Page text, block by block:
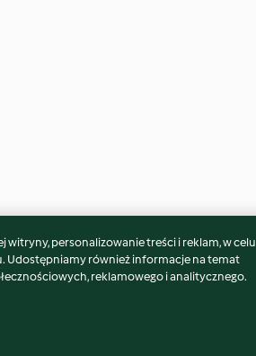
witryny, personalizowanie treści i reklam, w celu
Udostępniamy również informacje na temat
reklamowego i analitycznego.